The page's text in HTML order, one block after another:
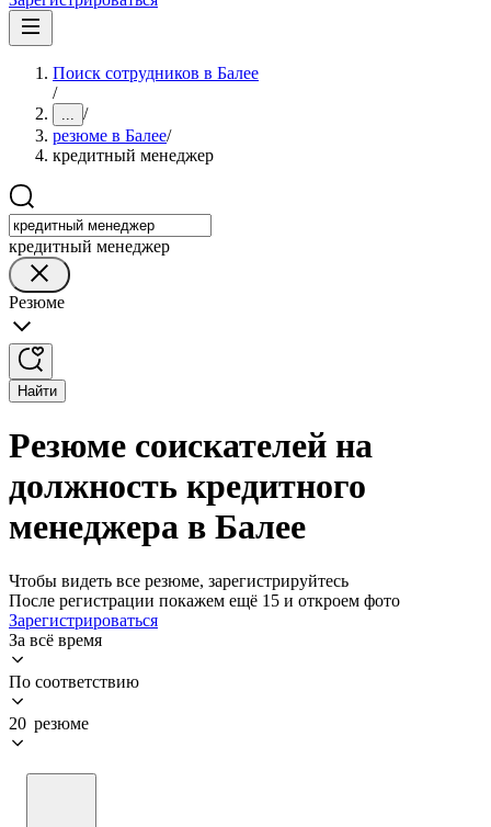
Поиск сотрудников в Балее
/
... /
резюме в Балее/
кредитный менеджер
кредитный менеджер
Резюме
Найти
Резюме соискателей на
должность кредитного
менеджера в Балее
Чтобы видеть все резюме, зарегистрируйтесь
После регистрации покажем ещё 15 и откроем фото
Зарегистрироваться
За всё время
По соответствию
20 резюме